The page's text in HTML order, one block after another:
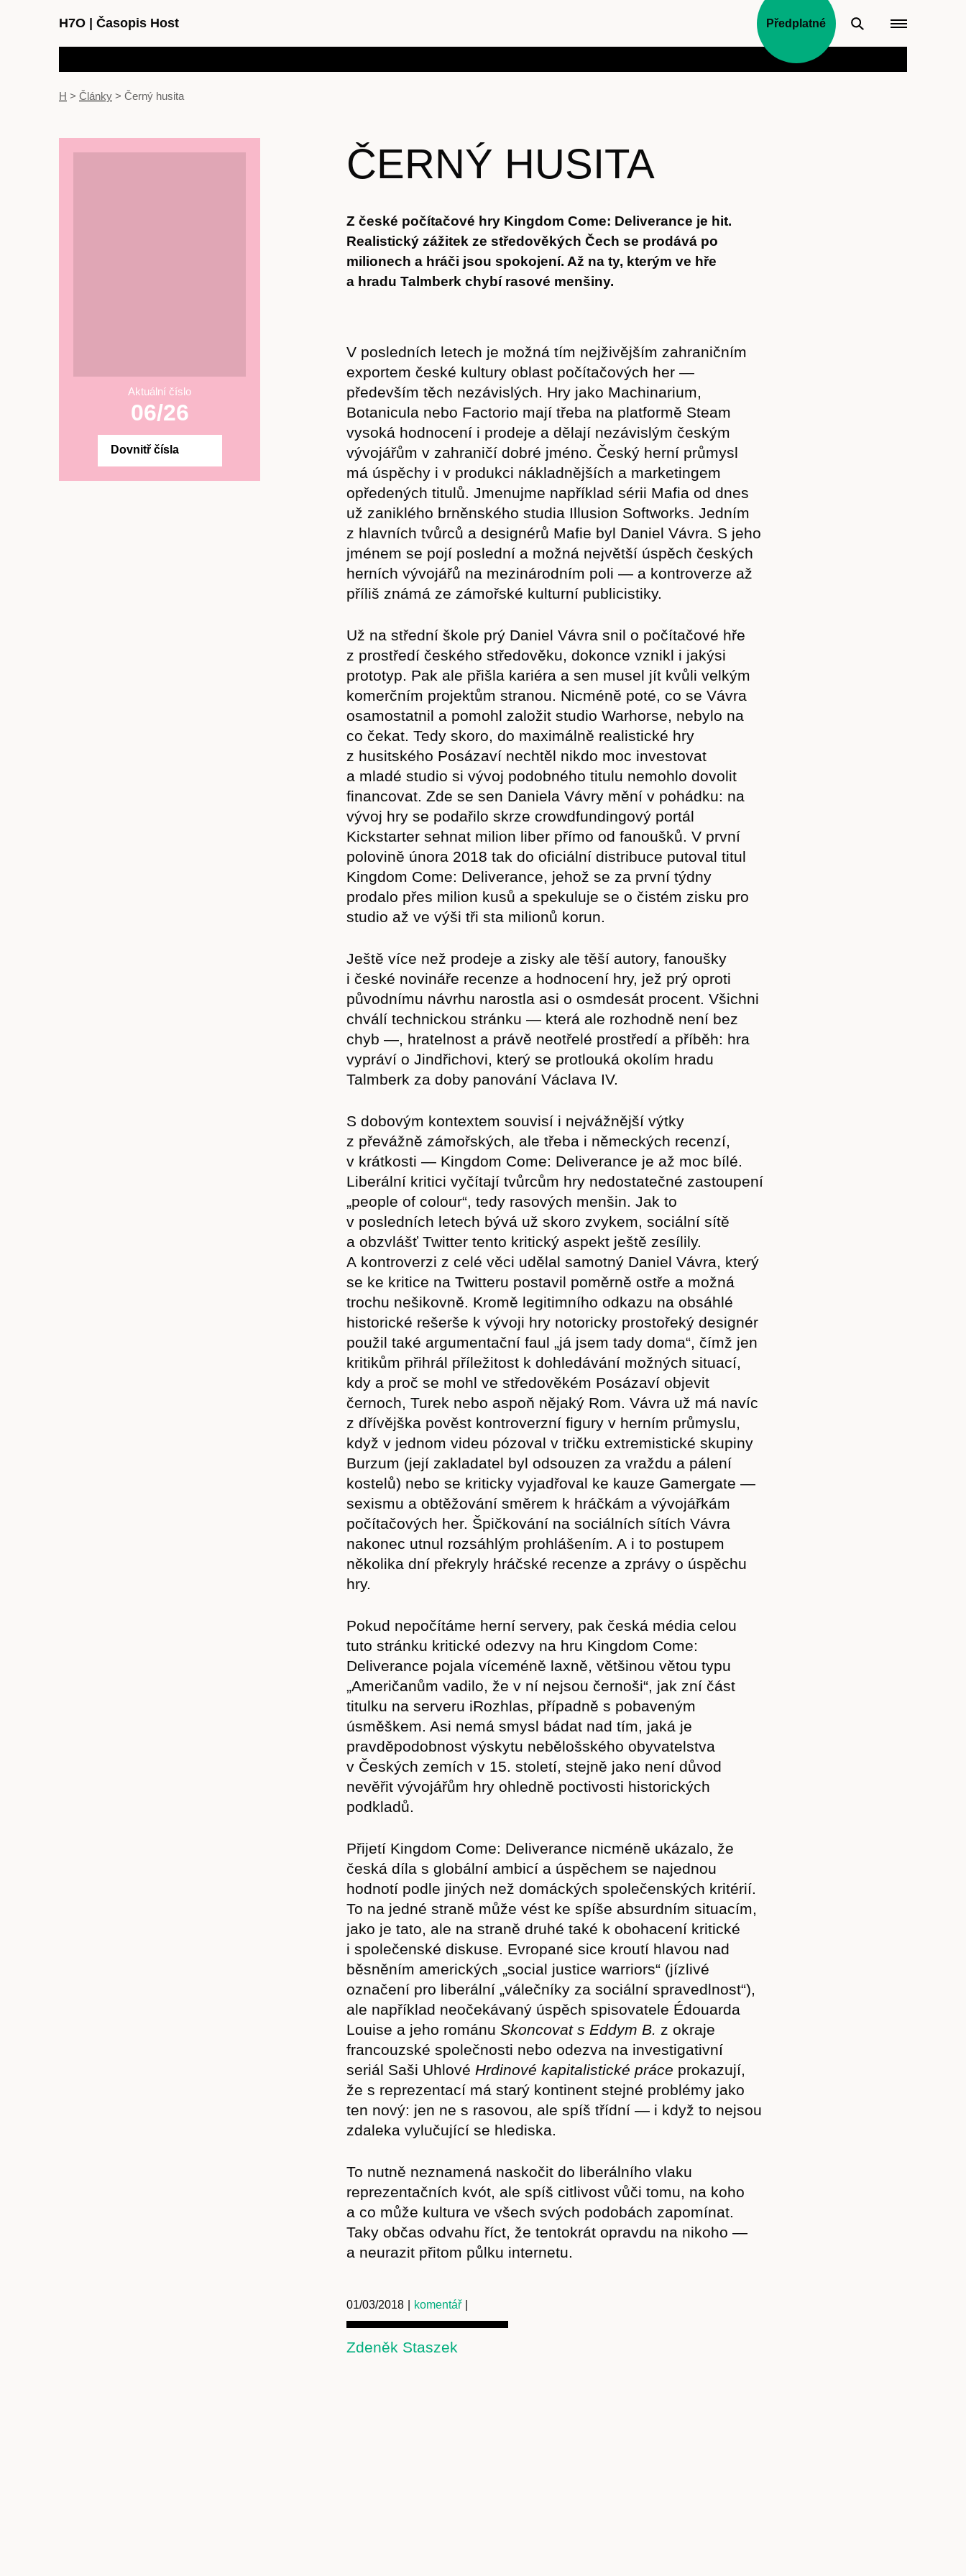
H7O Časopis Host Předplatné
Časopis
Hostcast Akce
Obchod
H > Články > Černý husita
Aktuální číslo
06/26
Dovnitř čísla
ČERNÝ HUSITA
Z české počítačové hry Kingdom Come: Deliverance je hit.
Realistický zážitek ze středověkých Čech se prodává po
milionech a hráči jsou spokojení. Až na ty, kterým ve hře
a hradu Talmberk chybí rasové menšiny.
V posledních letech je možná tím nejživějším zahraničním
exportem české kultury oblast počítačových her —
především těch nezávislých. Hry jako Machinarium,
Botanicula nebo Factorio mají třeba na platformě Steam
vysoká hodnocení i prodeje a dělají nezávislým českým
vývojářům v zahraničí dobré jméno. Český herní průmysl
má úspěchy i v produkci nákladnějších a marketingem
opředených titulů. Jmenujme například sérii Mafia od dnes
už zaniklého brněnského studia Illusion Softworks. Jedním
z hlavních tvůrců a designérů Mafie byl Daniel Vávra. S jeho
jménem se pojí poslední a možná největší úspěch českých
herních vývojářů na mezinárodním poli — a kontroverze až
příliš známá ze zámořské kulturní publicistiky.
Už na střední škole prý Daniel Vávra snil o počítačové hře
z prostředí českého středověku, dokonce vznikl i jakýsi
prototyp. Pak ale přišla kariéra a sen musel jít kvůli velkým
komerčním projektům stranou. Nicméně poté, co se Vávra
osamostatnil a pomohl založit studio Warhorse, nebylo na
co čekat. Tedy skoro, do maximálně realistické hry
z husitského Posázaví nechtěl nikdo moc investovat
a mladé studio si vývoj podobného titulu nemohlo dovolit
financovat. Zde se sen Daniela Vávry mění v pohádku: na
vývoj hry se podařilo skrze crowdfundingový portál
Kickstarter sehnat milion liber přímo od fanoušků. V první
polovině února 2018 tak do oficiální distribuce putoval titul
Kingdom Come: Deliverance, jehož se za první týdny
prodalo přes milion kusů a spekuluje se o čistém zisku pro
studio až ve výši tři sta milionů korun.
Ještě více než prodeje a zisky ale těší autory, fanoušky
i české novináře recenze a hodnocení hry, jež prý oproti
původnímu návrhu narostla asi o osmdesát procent. Všichni
chválí technickou stránku — která ale rozhodně není bez
chyb —, hratelnost a právě neotřelé prostředí a příběh: hra
vypráví o Jindřichovi, který se protlouká okolím hradu
Talmberk za doby panování Václava IV.
S dobovým kontextem souvisí i nejvážnější výtky
z převážně zámořských, ale třeba i německých recenzí,
v krátkosti — Kingdom Come: Deliverance je až moc bílé.
Liberální kritici vyčítají tvůrcům hry nedostatečné zastoupení
„people of colour“, tedy rasových menšin. Jak to
v posledních letech bývá už skoro zvykem, sociální sítě
a obzvlášť Twitter tento kritický aspekt ještě zesílily.
A kontroverzi z celé věci udělal samotný Daniel Vávra, který
se ke kritice na Twitteru postavil poměrně ostře a možná
trochu nešikovně. Kromě legitimního odkazu na obsáhlé
historické rešerše k vývoji hry notoricky prostořeký designér
použil také argumentační faul „já jsem tady doma“, čímž jen
kritikům přihrál příležitost k dohledávání možných situací,
kdy a proč se mohl ve středověkém Posázaví objevit
černoch, Turek nebo aspoň nějaký Rom. Vávra už má navíc
z dřívějška pověst kontroverzní figury v herním průmyslu,
když v jednom videu pózoval v tričku extremistické skupiny
Burzum (její zakladatel byl odsouzen za vraždu a pálení
kostelů) nebo se kriticky vyjadřoval ke kauze Gamergate —
sexismu a obtěžování směrem k hráčkám a vývojářkám
počítačových her. Špičkování na sociálních sítích Vávra
nakonec utnul rozsáhlým prohlášením. A i to postupem
několika dní překryly hráčské recenze a zprávy o úspěchu
hry.
Pokud nepočítáme herní servery, pak česká média celou
tuto stránku kritické odezvy na hru Kingdom Come:
Deliverance pojala víceméně laxně, většinou větou typu
„Američanům vadilo, že v ní nejsou černoši“, jak zní část
titulku na serveru iRozhlas, případně s pobaveným
úsměškem. Asi nemá smysl bádat nad tím, jaká je
pravděpodobnost výskytu nebělošského obyvatelstva
v Českých zemích v 15. století, stejně jako není důvod
nevěřit vývojářům hry ohledně poctivosti historických
podkladů.
Přijetí Kingdom Come: Deliverance nicméně ukázalo, že
česká díla s globální ambicí a úspěchem se najednou
hodnotí podle jiných než domáckých společenských kritérií.
To na jedné straně může vést ke spíše absurdním situacím,
jako je tato, ale na straně druhé také k obohacení kritické
i společenské diskuse. Evropané sice kroutí hlavou nad
běsněním amerických „social justice warriors“ (jízlivé
označení pro liberální „válečníky za sociální spravedlnost“),
ale například neočekávaný úspěch spisovatele Édouarda
Louise a jeho románu Skoncovat s Eddym B. z okraje
francouzské společnosti nebo odezva na investigativní
seriál Saši Uhlové Hrdinové kapitalistické práce prokazují,
že s reprezentací má starý kontinent stejné problémy jako
ten nový: jen ne s rasovou, ale spíš třídní — i když to nejsou
zdaleka vylučující se hlediska.
To nutně neznamená naskočit do liberálního vlaku
reprezentačních kvót, ale spíš citlivost vůči tomu, na koho
a co může kultura ve všech svých podobách zapomínat.
Taky občas odvahu říct, že tentokrát opravdu na nikoho —
a neurazit přitom půlku internetu.
01/03/2018 komentář
Zdeněk Staszek